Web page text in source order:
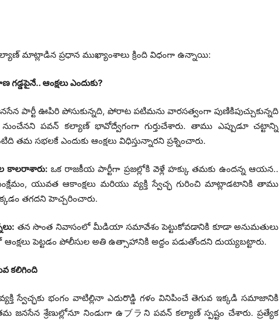
మాట్లాడిన ప్రధాన ముఖ్యాంశాలు క్రింది విధంగా ఉన్నాయి:
గడ్డపైనే.. ఆంక్షలు ఎందుకు?
పార్టీ ఊపిరి పోసుకున్నది, పోరాట పటిమను వారసత్వంగా పుణికిపుచ్చుకున్నది
పవన్ కల్యాణ్ భావోద్వేగంగా గుర్తుచేశారు. తాము ఎప్పుడూ చట్టాన్ని
తమ సభలకే ఎందుకు ఆంక్షలు విధిస్తున్నారని ప్రశ్నించారు.
కాలరాశారు: ఒక రాజకీయ పార్టీగా ప్రజల్లోకి వెళ్లే హక్కు తమకు ఉందన్న ఆయన..
యువత ఆకాంక్షలు మరియు వ్యక్తి స్వేచ్ఛ గురించి మాట్లాడటానికి తాము
తగదని హెచ్చరించారు.
తన సొంత నివాసంలో మీడియా సమావేశం పెట్టుకోవడానికి కూడా అనుమతులు
పెట్టడం పోలీసుల అతి ఉత్సాహానికి అద్దం పడుతోందని దుయ్యబట్టారు.
కలిగింది
స్వేచ్ఛకు భంగం వాటిల్లినా ఎదురొడ్డి గళం వినిపించే తెగువ ఇక్కడి సమాజానికి
జనసేన శ్రేణుల్లోనూ నిండుగా ఉブラని పవన్ కల్యాణ్ స్పష్టం చేశారు. ప్రత్యేక